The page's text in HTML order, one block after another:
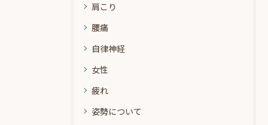
肩こり
腰痛
自律神経
女性
疲れ
姿勢について